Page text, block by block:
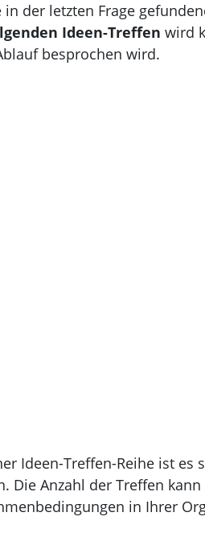
der letzten Frage
Ideen-Treffen wird
besprochen wird.
Ideen-Treffen-Reihe ist es
Die Anzahl der Treffen
in Ihrer